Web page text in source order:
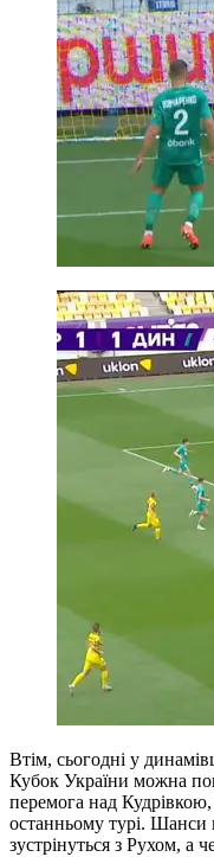
Втім, сьогодні у
Кубок України можна
перемога над
останньому турі.
зустрінуться з Рухом, а